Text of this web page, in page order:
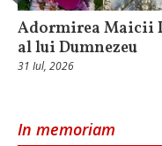
Adormirea Maicii
al lui Dumnezeu
31 Iul, 2026
In memoriam